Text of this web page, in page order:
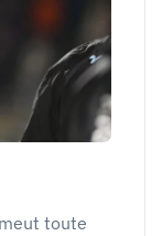
toute